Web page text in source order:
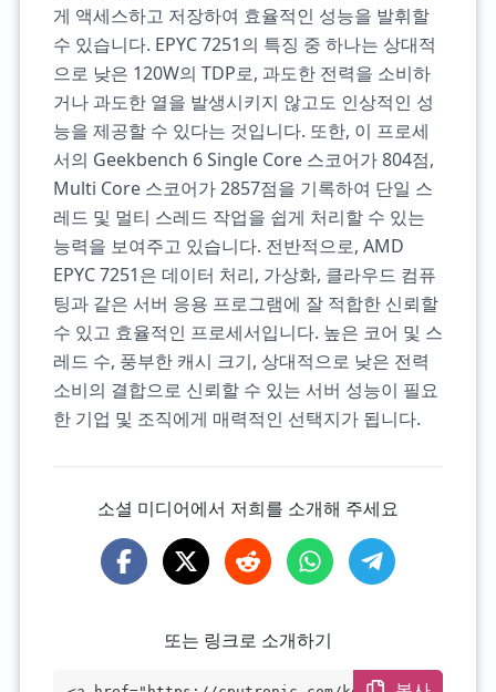
게 액세스하고 저장하여 효율적인 성능을 발휘할
수 있습니다. EPYC 7251의 특징 중 하나는 상대적
으로 낮은 120W의 TDP로, 과도한 전력을 소비하
거나 과도한 열을 발생시키지 않고도 인상적인 성
능을 제공할 수 있다는 것입니다. 또한, 이 프로세
서의 Geekbench 6 Single Core 스코어가 804점,
Multi Core 스코어가 2857점을 기록하여 단일 스
레드 및 멀티 스레드 작업을 쉽게 처리할 수 있는
능력을 보여주고 있습니다. 전반적으로, AMD
EPYC 7251은 데이터 처리, 가상화, 클라우드 컴퓨
팅과 같은 서버 응용 프로그램에 잘 적합한 신뢰할
수 있고 효율적인 프로세서입니다. 높은 코어 및 스
레드 수, 풍부한 캐시 크기, 상대적으로 낮은 전력
소비의 결합으로 신뢰할 수 있는 서버 성능이 필요
한 기업 및 조직에게 매력적인 선택지가 됩니다.
소셜 미디어에서 저희를 소개해 주세요
또는 링크로 소개하기